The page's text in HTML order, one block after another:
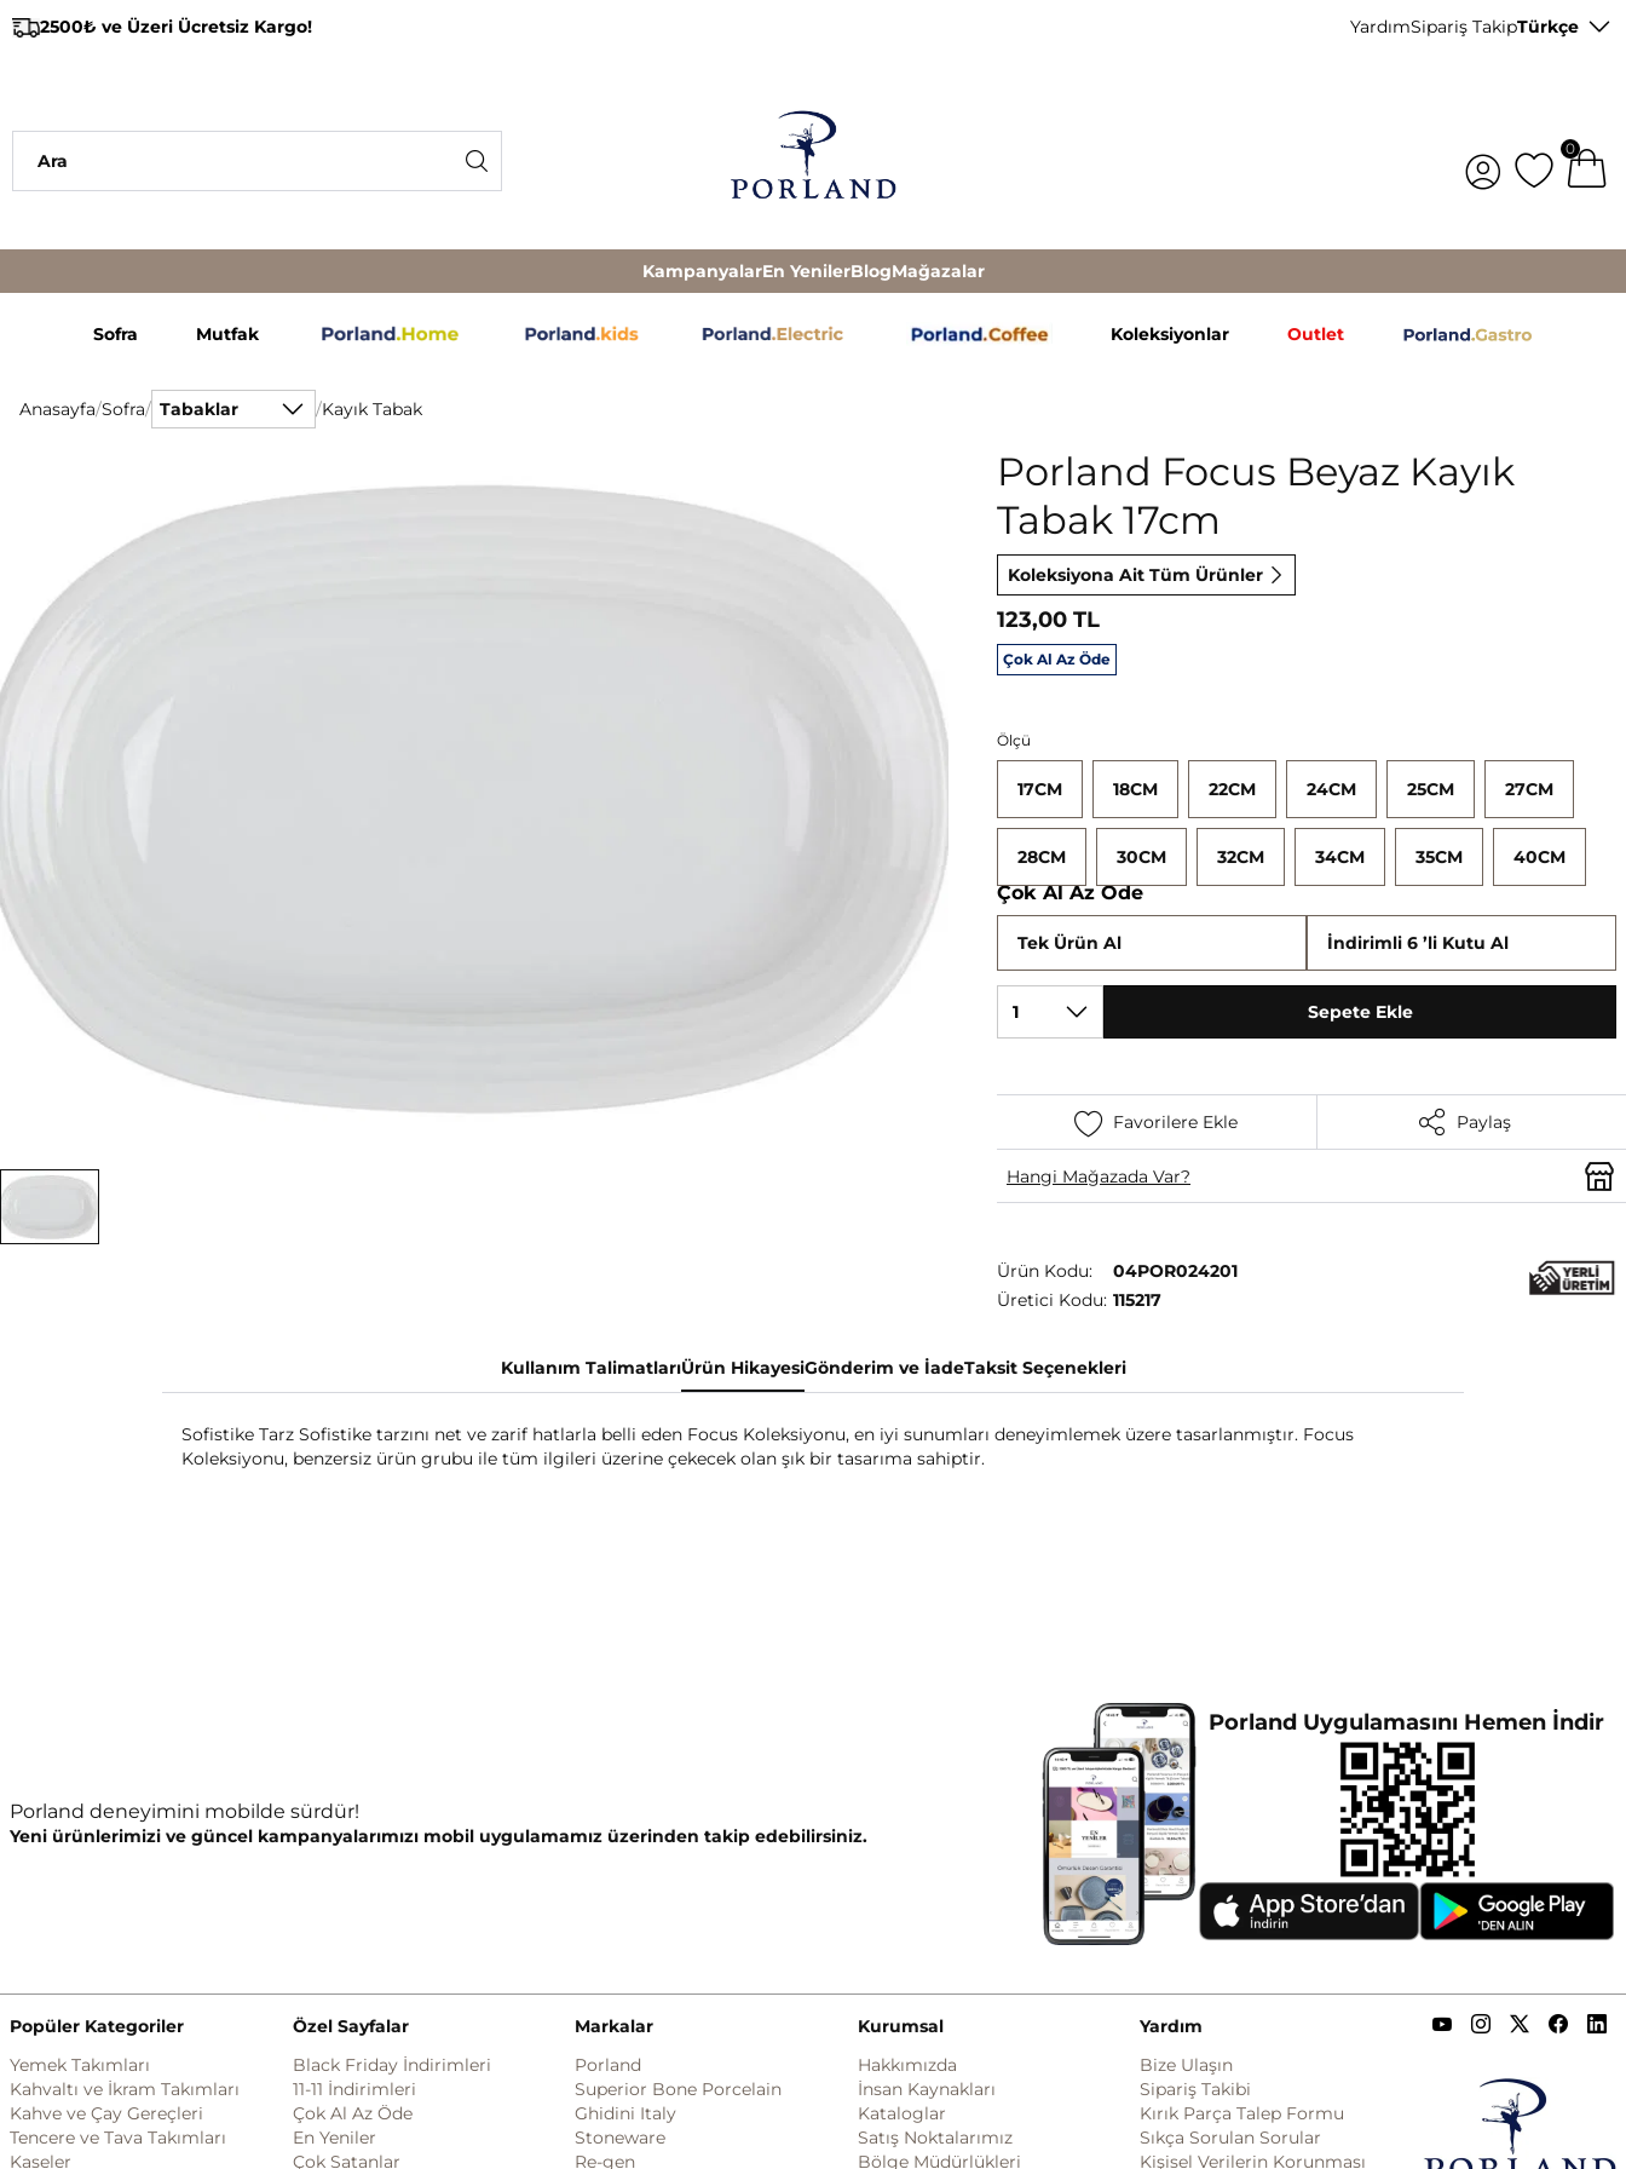
2500₺ ve Üzeri Ücretsiz Kargo! YardımSipariş TakipTürkçe
0
KampanyalarEn YenilerBlogMağazalar
Sofra Mutfak Koleksiyonlar Outlet
Anasayfa/Sofra/ Tabaklar /Kayık Tabak
Porland Focus Beyaz Kayık
Tabak 17cm
Koleksiyona Ait Tüm Ürünler
123,00 TL
Çok Al Az Öde
Çok Al Az Öde
Tek Ürün Al İndirimli 6 ’li Kutu Al
Ölçü
17CM 18CM 22CM 24CM 25CM 27CM
28CM 30CM 32CM 34CM 35CM 40CM
1 Sepete Ekle
Favorilere Ekle Paylaş
Hangi Mağazada Var?
Ürün Kodu:
04POR024201
Üretici Kodu: 115217
Kullanım TalimatlarıÜrün HikayesiGönderim ve İadeTaksit Seçenekleri
Sofistike Tarz Sofistike tarzını net ve zarif hatlarla belli eden Focus Koleksiyonu, en iyi sunumları deneyimlemek üzere tasarlanmıştır. Focus
Koleksiyonu, benzersiz ürün grubu ile tüm ilgileri üzerine çekecek olan şık bir tasarıma sahiptir.
Porland deneyimini mobilde sürdür!
Yeni ürünlerimizi ve güncel kampanyalarımızı mobil uygulamamız üzerinden takip edebilirsiniz.
Porland Uygulamasını Hemen İndir
Popüler Kategoriler
Yemek Takımları
Kahvaltı ve İkram Takımları
Kahve ve Çay Gereçleri
Tencere ve Tava Takımları
Kaseler
Markalar
Porland
Superior Bone Porcelain
Ghidini Italy
Stoneware
Re-gen
Kurumsal
Hakkımızda
İnsan Kaynakları
Kataloglar
Satış Noktalarımız
Bölge Müdürlükleri
Yardım
Bize Ulaşın
Sipariş Takibi
Kırık Parça Talep Formu
Sıkça Sorulan Sorular
Kişisel Verilerin Korunması
Özel Sayfalar
Black Friday İndirimleri
11-11 İndirimleri
Çok Al Az Öde
En Yeniler
Çok Satanlar